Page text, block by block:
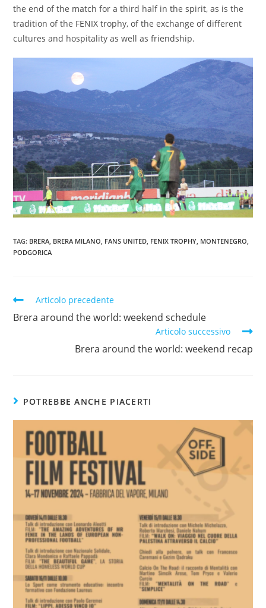
the end of the match for a third half in the spirit, as is the
tradition of the FENIX trophy, of the exchange of different
cultures and hospitality as well as friendship.
TAG: BRERA BRERA MILANO FANS UNITED FENIX TROPHY MONTENEGRO
PODGORICA
Articolo precedente
Brera around the world: weekend schedule
Articolo successivo
Brera around the world: weekend recap
POTREBBE ANCHE PIACERTI